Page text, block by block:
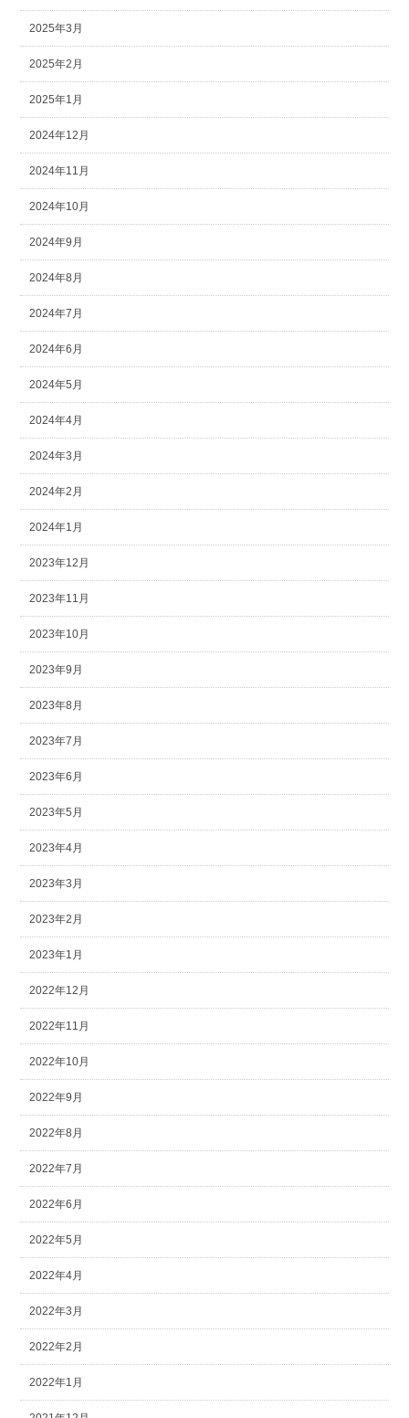
2025年3月
2025年2月
2025年1月
2024年12月
2024年11月
2024年10月
2024年9月
2024年8月
2024年7月
2024年6月
2024年5月
2024年4月
2024年3月
2024年2月
2024年1月
2023年12月
2023年11月
2023年10月
2023年9月
2023年8月
2023年7月
2023年6月
2023年5月
2023年4月
2023年3月
2023年2月
2023年1月
2022年12月
2022年11月
2022年10月
2022年9月
2022年8月
2022年7月
2022年6月
2022年5月
2022年4月
2022年3月
2022年2月
2022年1月